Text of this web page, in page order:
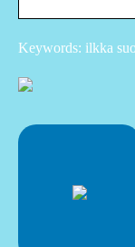
Keywords: ilkka